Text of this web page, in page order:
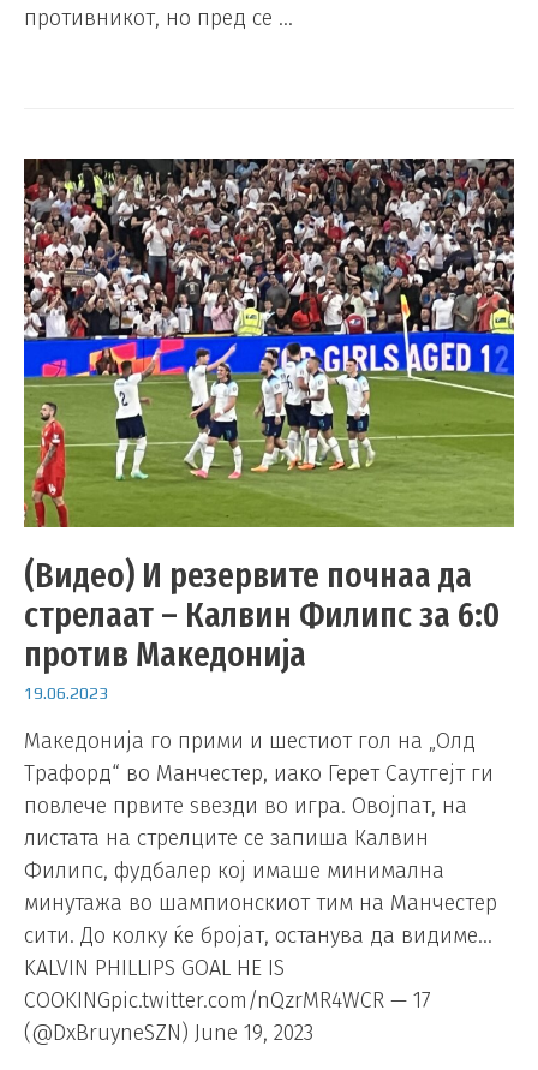
противникот, но пред се …
(Видео) И резервите почнаа да
стрелаат – Калвин Филипс за 6:0
против Македонија
19.06.2023
Македонија го прими и шестиот гол на „Олд
Трафорд“ во Манчестер, иако Герет Саутгејт ги
повлече првите ѕвезди во игра. Овојпат, на
листата на стрелците се запиша Калвин
Филипс, фудбалер кој имаше минимална
минутажа во шампионскиот тим на Манчестер
сити. До колку ќе бројат, останува да видиме…
KALVIN PHILLIPS GOAL HE IS
COOKINGpic.twitter.com/nQzrMR4WCR — 17
(@DxBruyneSZN) June 19, 2023